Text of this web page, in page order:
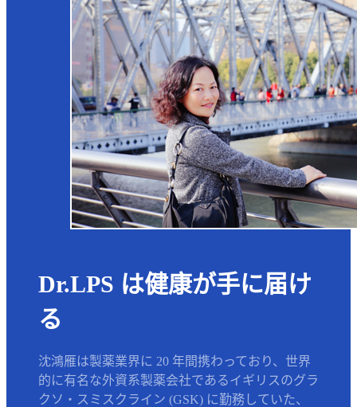
Dr.LPS は健康が手に届け
る
沈鴻雁は製薬業界に 20 年間携わっており、世界
的に有名な外資系製薬会社であるイギリスのグラ
クソ・スミスクライン (GSK) に勤務していた、